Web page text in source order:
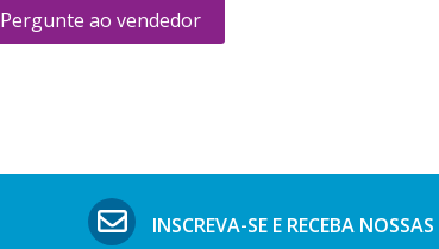
Pergunte ao vendedor
INSCREVA-SE E RECEBA NOSSAS